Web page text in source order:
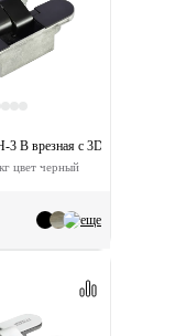
еще
B врезная с 3D-регулировкой
цвет черный